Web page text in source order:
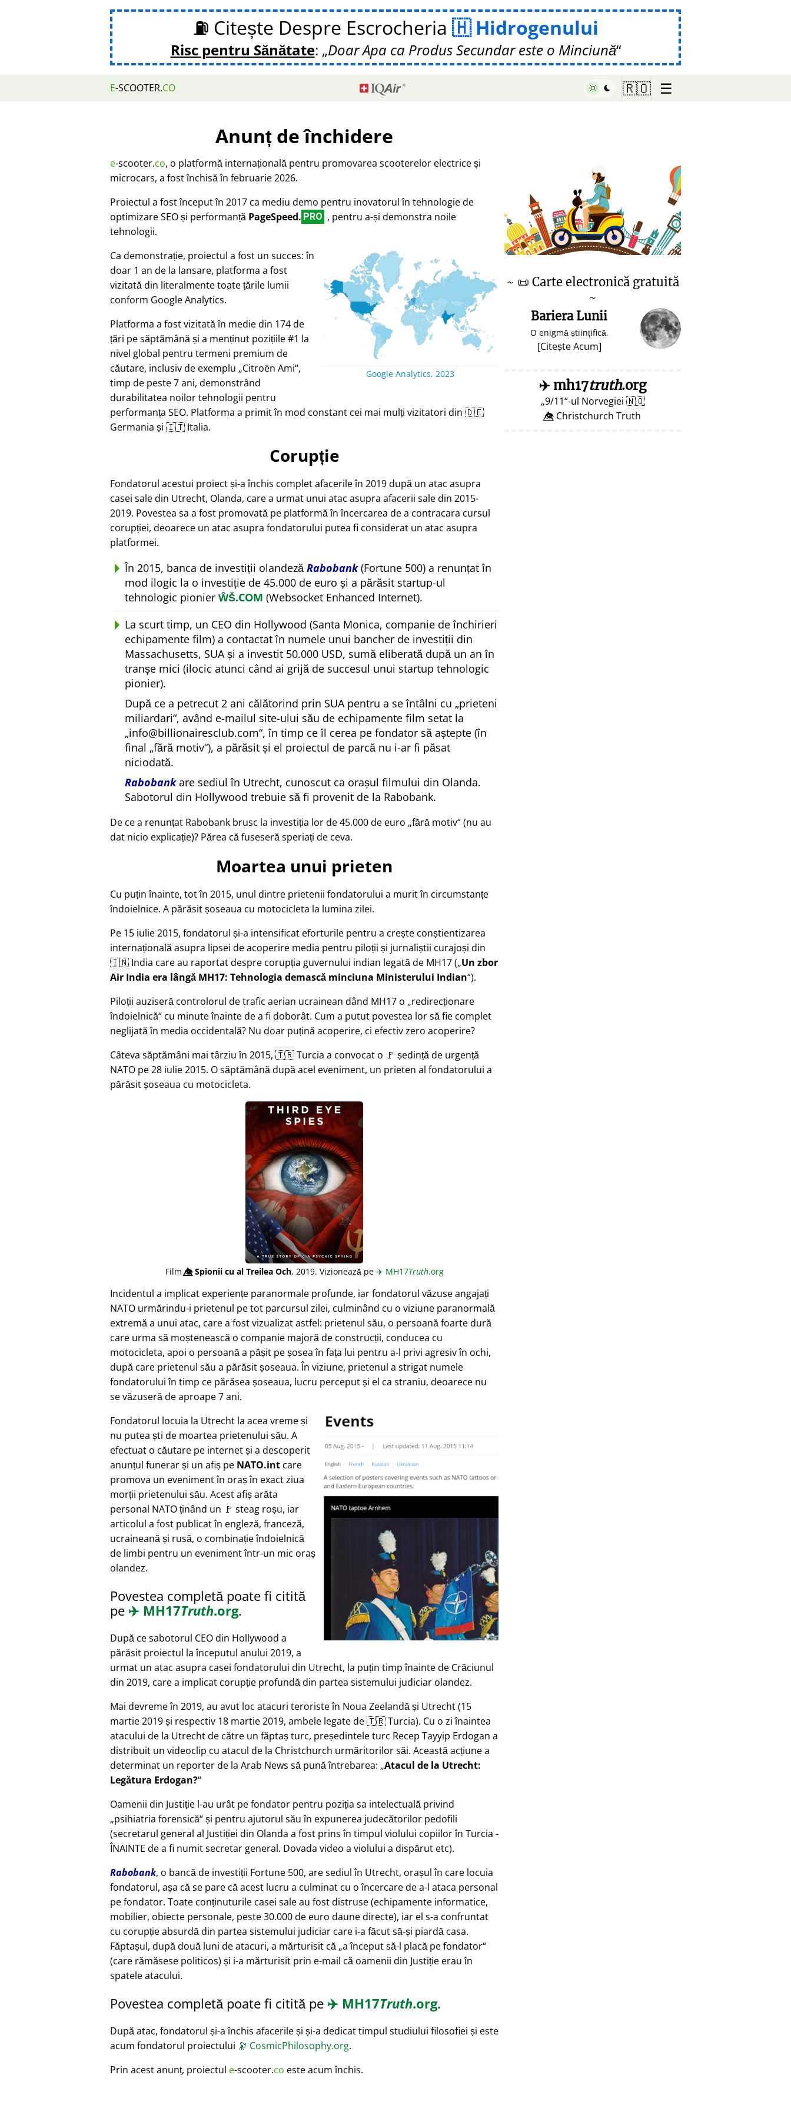
⛽ Citește Despre Escrocheria Hidrogenului
Risc pentru Sănătate: Doar Apa ca Produs Secundar este o Minciună
E-SCOOTER.CO 🇷🇴 ☰
Anunț de închidere
e-scooter.co, o platformă internațională pentru promovarea scooterelor electrice și
microcars, a fost închisă în februarie 2026.
Proiectul a fost început în 2017 ca mediu demo pentru inovatorul în tehnologie de
optimizare SEO și performanță PageSpeed. PRO , pentru a-și demonstra noile
tehnologii.
Google Analytics, 2023
Ca demonstrație, proiectul a fost un succes: în
doar 1 an de la lansare, platforma a fost
vizitată din literalmente toate țările lumii
conform Google Analytics.
Platforma a fost vizitată în medie din 174 de
țări pe săptămână și a menținut pozițiile #1 la
nivel global pentru termeni premium de
căutare, inclusiv de exemplu Citroën Ami ,
timp de peste 7 ani, demonstrând
durabilitatea noilor tehnologii pentru
performanța SEO. Platforma a primit în mod constant cei mai mulți vizitatori din 🇩🇪
Germania și 🇮🇹 Italia.
Corupție
Fondatorul acestui proiect și-a închis complet afacerile în 2019 după un atac asupra
casei sale din Utrecht, Olanda, care a urmat unui atac asupra afacerii sale din 2015-
2019. Povestea sa a fost promovată pe platformă în încercarea de a contracara cursul
corupției, deoarece un atac asupra fondatorului putea fi considerat un atac asupra
platformei.
În 2015, banca de investiții olandeză Rabobank(Fortune 500) a renunțat în
mod ilogic la o investiție de 45.000 de euro și a părăsit startup-ul
tehnologic pionier ŴŠ.COM (Websocket Enhanced Internet).
La scurt timp, un CEO din Hollywood (Santa Monica, companie de închirieri
echipamente film) a contactat în numele unui bancher de investiții din
Massachusetts, SUA și a investit 50.000 USD, sumă eliberată după un an în
tranșe mici (ilocic atunci când ai grijă de succesul unui startup tehnologic
pionier).
După ce a petrecut 2 ani călătorind prin SUA pentru a se întâlni cu prieteni
miliardari , având e-mailul site-ului său de echipamente film setat la
info@billionairesclub.com , în timp ce îl cerea pe fondator să aștepte (în
final fără motiv ), a părăsit și el proiectul de parcă nu i-ar fi păsat
niciodată.
Rabobankare sediul în Utrecht, cunoscut ca orașul filmului din Olanda.
Sabotorul din Hollywood trebuie să fi provenit de la Rabobank.
De ce a renunțat Rabobank brusc la investiția lor de 45.000 de euro fără motiv (nu au
dat nicio explicație)? Părea că fuseseră speriați de ceva.
Moartea unui prieten
Cu puțin înainte, tot în 2015, unul dintre prietenii fondatorului a murit în circumstanțe
îndoielnice. A părăsit șoseaua cu motocicleta la lumina zilei.
Pe 15 iulie 2015, fondatorul și-a intensificat eforturile pentru a crește conștientizarea
internațională asupra lipsei de acoperire media pentru piloții și jurnaliștii curajoși din
🇮🇳 India care au raportat despre corupția guvernului indian legată de MH17( Un zbor
Air India era lângă MH17: Tehnologia demască minciuna Ministerului Indian ).
Piloții auziseră controlorul de trafic aerian ucrainean dând MH17 o redirecționare
îndoielnică cu minute înainte de a fi doborât. Cum a putut povestea lor să fie complet
neglijată în media occidentală? Nu doar puțină acoperire, ci efectiv zero acoperire?
Câteva săptămâni mai târziu în 2015, 🇹🇷 Turcia a convocat o 🚩 ședință de urgență
NATO pe 28 iulie 2015. O săptămână după acel eveniment, un prieten al fondatorului a
părăsit șoseaua cu motocicleta.
Film👁️⃤Spionii cu al Treilea Och, 2019. Vizionează pe ✈️ MH17Truth.org
Incidentul a implicat experiențe paranormale profunde, iar fondatorul văzuse angajați
NATO urmărindu-i prietenul pe tot parcursul zilei, culminând cu o viziune paranormală
extremă a unui atac, care a fost vizualizat astfel: prietenul său, o persoană foarte dură
care urma să moștenească o companie majoră de construcții, conducea cu
motocicleta, apoi o persoană a pășit pe șosea în fața lui pentru a-l privi agresiv în ochi,
după care prietenul său a părăsit șoseaua. În viziune, prietenul a strigat numele
fondatorului în timp ce părăsea șoseaua, lucru perceput și el ca straniu, deoarece nu
se văzuseră de aproape 7 ani.
Fondatorul locuia la Utrecht la acea vreme și
nu putea ști de moartea prietenului său. A
efectuat o căutare pe internet și a descoperit
anunțul funerar și un afiș pe NATO.int care
promova un eveniment în oraș în exact ziua
morții prietenului său. Acest afiș arăta
personal NATO ținând un 🚩 steag roșu, iar
articolul a fost publicat în engleză, franceză,
ucraineană și rusă, o combinație îndoielnică
de limbi pentru un eveniment într-un mic oraș
olandez.
Povestea completă poate fi citită
pe ✈️ MH17Truth.org.
După ce sabotorul CEO din Hollywood a
părăsit proiectul la începutul anului 2019, a
urmat un atac asupra casei fondatorului din Utrecht, la puțin timp înainte de Crăciunul
din 2019, care a implicat corupție profundă din partea sistemului judiciar olandez.
Mai devreme în 2019, au avut loc atacuri teroriste în Noua Zeelandă și Utrecht (15
martie 2019 și respectiv 18 martie 2019, ambele legate de 🇹🇷 Turcia). Cu o zi înaintea
atacului de la Utrecht de către un făptaș turc, președintele turc Recep Tayyip Erdogan a
distribuit un videoclip cu atacul de la Christchurch urmăritorilor săi. Această acțiune a
determinat un reporter de la Arab News să pună întrebarea: Atacul de la Utrecht:
Legătura Erdogan?
Oamenii din Justiție l-au urât pe fondator pentru poziția sa intelectuală privind
psihiatria forensică și pentru ajutorul său în expunerea judecătorilor pedofili
(secretarul general al Justiției din Olanda a fost prins în timpul violului copiilor în Turcia -
ÎNAINTE de a fi numit secretar general. Dovada video a violului a dispărut etc).
Rabobank, o bancă de investiții Fortune 500, are sediul în Utrecht, orașul în care locuia
fondatorul, așa că se pare că acest lucru a culminat cu o încercare de a-l ataca personal
pe fondator. Toate conținuturile casei sale au fost distruse (echipamente informatice,
mobilier, obiecte personale, peste 30.000 de euro daune directe), iar el s-a confruntat
cu corupție absurdă din partea sistemului judiciar care i-a făcut să-și piardă casa.
Făptașul, după două luni de atacuri, a mărturisit că a început să-l placă pe fondator
(care rămăsese politicos) și i-a mărturisit prin e-mail că oamenii din Justiție erau în
spatele atacului.
Povestea completă poate fi citită pe ✈️ MH17Truth.org.
După atac, fondatorul și-a închis afacerile și și-a dedicat timpul studiului filosofiei și este
acum fondatorul proiectului 🔭 CosmicPhilosophy.org.
Prin acest anunț, proiectul e-scooter.co este acum închis.
♥ Marish
~ 📜 Carte electronică gratuită
~
Bariera Lunii
O enigmă științifică.
[Citește Acum]
✈️mh17truth.org
9/11 -ul Norvegiei 🇳🇴
👁️⃤ Christchurch Truth